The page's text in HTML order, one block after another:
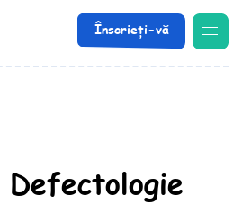
Înscrieți-vă
Defectologie